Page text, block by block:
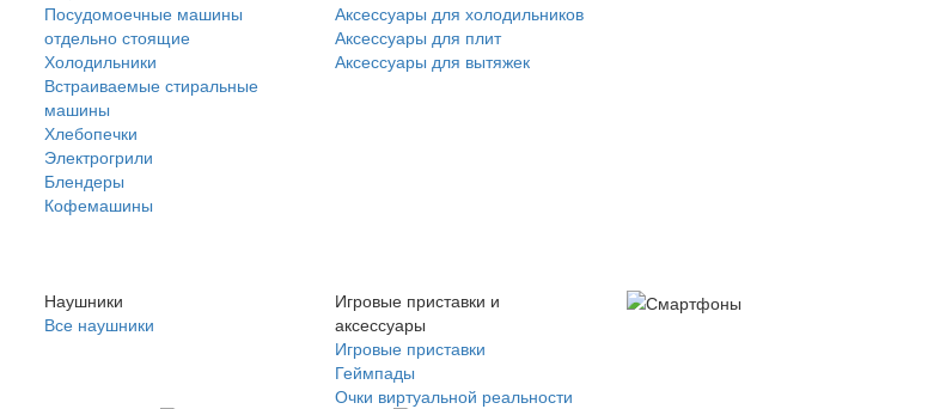
Посудомоечные машины
отдельно стоящие
Холодильники
Встраиваемые стиральные
машины
Хлебопечки
Электрогрили
Блендеры
Кофемашины
Аксессуары для холодильников
Аксессуары для плит
Аксессуары для вытяжек
Наушники
Все наушники
Игровые приставки и
аксессуары
Игровые приставки
Геймпады
Очки виртуальной реальности